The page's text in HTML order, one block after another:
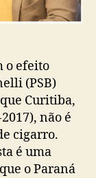
o efeito
(PSB)
Curitiba,
não é
cigarro.
é uma
o Paraná